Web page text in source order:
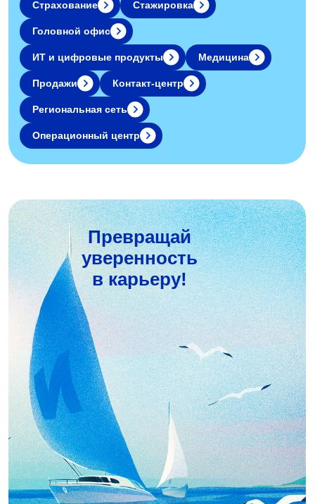
Страхование
Головной офис
ИТ и цифровые продукты Медицина
Продажи Контакт-центр
Региональная сеть
Операционный центр
Стажировка
Превращай
уверенность
в карьеру!